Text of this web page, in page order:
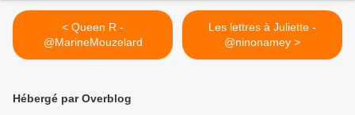
< Queen R -
@MarineMouzelard
Les lettres à Juliette -
@ninonamey >
Hébergé par Overblog